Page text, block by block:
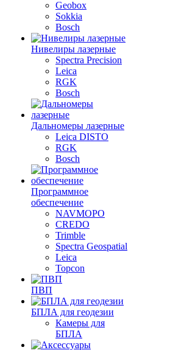
Geobox
Sokkia
Bosch
Нивелиры лазерные
Spectra Precision
Leica
RGK
Bosch
Дальномеры лазерные
Leica DISTO
RGK
Bosch
Программное
обеспечение
NAVMOPO
CREDO
Trimble
Spectra Geospatial
Leica
Topcon
ПВП
БПЛА для геодезии
Камеры для
БПЛА